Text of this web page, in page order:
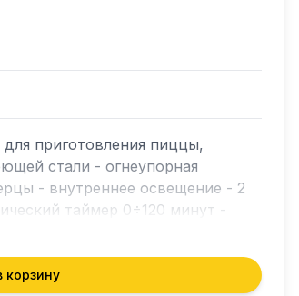
приготовления пиццы,
стали - огнеупорная
- внутреннее освещение - 2
таймер 0÷120 минут -
корзину